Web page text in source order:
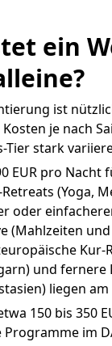
ein
ist
je nach
stark
EUR pro Nacht
(Yoga,
oder
(Mahlzeiten
Kur-
und
liegen
150 bis 350
im